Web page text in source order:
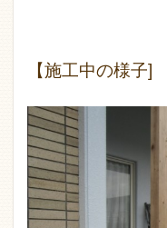
【施工中の様子]